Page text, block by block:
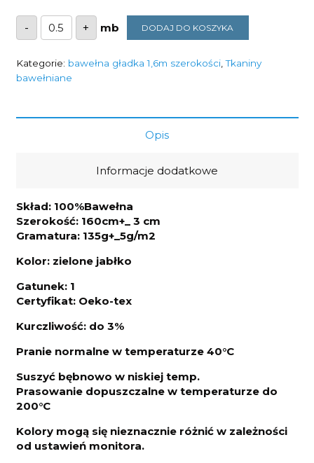
-
ilość
Tkanina
zielone
135g/m2
szerokość
1,6m
+ DODAJ DO KOSZYKA
Kategorie: bawełna gładka 1,6m szerokości,Tkaniny
bawełniane
Opis
Informacje dodatkowe
Skład: 100%Bawełna
Szerokość: 160cm+_ 3 cm
Gramatura: 135g+_5g/m2
Kolor: zielone jabłko
Gatunek: 1
Certyfikat: Oeko-tex
Kurczliwość: do 3%
Pranie normalne w temperaturze 40°C
Suszyć bębnowo w niskiej temp.
Prasowanie dopuszczalne w temperaturze do
200°C
Kolory mogą się nieznacznie różnić w zależności
od ustawień monitora.